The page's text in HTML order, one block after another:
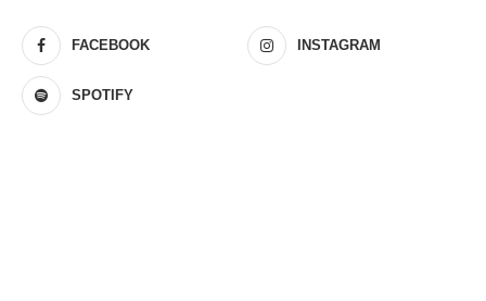
FACEBOOK INSTAGRAM
SPOTIFY